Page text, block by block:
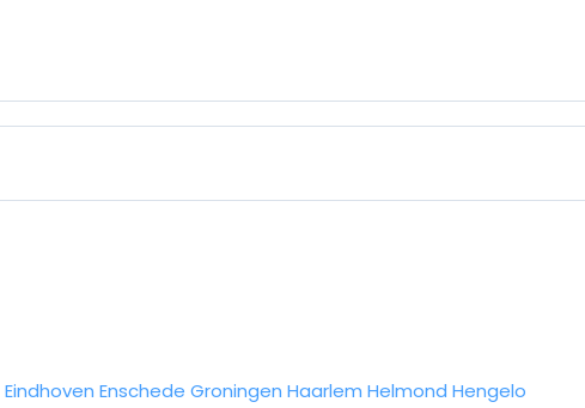
Eindhoven Enschede Groningen Haarlem Helmond Hengelo